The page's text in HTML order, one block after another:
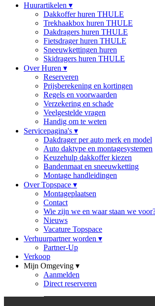
Huurartikelen ▾
Dakkoffer huren THULE
Trekhaakbox huren THULE
Dakdragers huren THULE
Fietsdrager huren THULE
Sneeuwkettingen huren
Skidragers huren THULE
Over Huren ▾
Reserveren
Prijsberekening en kortingen
Regels en voorwaarden
Verzekering en schade
Veelgestelde vragen
Handig om te weten
Servicepagina's ▾
Dakdrager per auto merk en model
Auto daktype en montagesystemen
Keuzehulp dakkoffer kiezen
Bandenmaat en sneeuwketting
Montage handleidingen
Over Topspace ▾
Montageplaatsen
Contact
Wie zijn we en waar staan we
Nieuws
Vacature Topspace
Verhuurpartner worden ▾
Partner-Up
Verkoop
Mijn Omgeving ▾
Aanmelden
Direct reserveren